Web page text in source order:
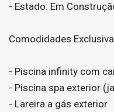
- Estado: Em
Comodidades
- Piscina infinity com
- Piscina spa exterior
- Lareira a gás exterior